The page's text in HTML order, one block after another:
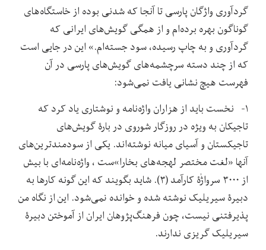
گردآوری واژگان پارسی تا آنجا که شدنی بوده از خاستگاه‌های
گوناگون بهره برده‌ام و از همگی گویش‌های ایرانی که
گردآوری و به چاپ رسیده، سود جسته‌ام.» این در جایی است
که از چند دسته سرچشمه‌‌های گویش‌های پارسی در آن
فهرست هیچ نشانی یافت نمی‌شود:
۱- نخست باید از هزاران واژه‌نامه و نوشتاری یاد کرد که
تاجیکان به ویژه در روزگار شوروی در بارۀ گویش‌های
تاجیکستان و آسیای میانه نوشته‌اند. یکی از سودمندترین‌های
آنها «لغت مختصر لهجه‌های بخارا»ست ، واژه‌نامه‌ای با بیش
از ۳۰۰۰ سرواژٰۀ کارآمد (۳). شاید بگویند که این گونه کارها به
دبیرۀ سیریلیک نوشته شده و خوانده نمی‌شود. این از نگاه من
پذیرفتنی نیست، چون فرهنگ‌پژوهان ایران از آموختن دبیرۀ
سیریلیک گریزی ندارند.